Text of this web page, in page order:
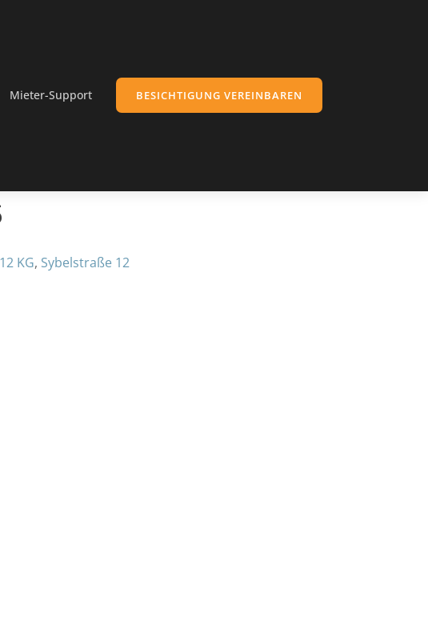
Mieter-Support BESICHTIGUNG VEREINBAREN
KG, Sybelstraße 12